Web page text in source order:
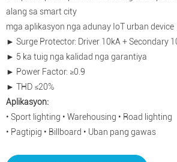
alang sa smart city
mga aplikasyon nga adunay IoT urban device
► Surge Protector: Driver 10kA + Secondary
► 5 ka tuig nga kalidad nga garantiya
► Power Factor: ≥0.9
► THD ≤20%
Aplikasyon:
• Sport lighting • Warehousing • Road lighting
• Pagtipig • Billboard • Uban pang gawas